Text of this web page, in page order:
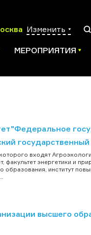
Изменить
МЕРОПРИЯТИЯ
входят
факультет энергетики и
образования, институт
высшего